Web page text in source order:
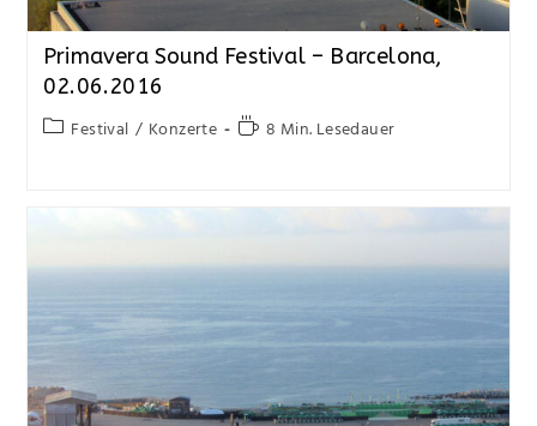
Primavera Sound Festival – Barcelona,
02.06.2016
Festival / Konzerte 8 Min. Lesedauer